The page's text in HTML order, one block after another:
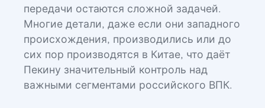
передачи остаются сложной задачей.
Многие детали, даже если они западного
происхождения, производились или до
сих пор производятся в Китае, что даёт
Пекину значительный контроль над
важными сегментами российского ВПК.